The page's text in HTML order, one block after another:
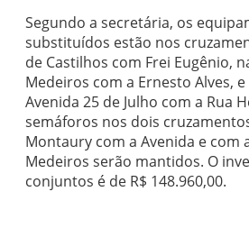
Segundo a secretária, os
substituídos estão nos
de Castilhos com Frei Eugênio,
Medeiros com a Ernesto Alves,
Avenida 25 de Julho com a Rua
semáforos nos dois
Montaury com a Avenida e com
Medeiros serão mantidos. O
conjuntos é de R$ 148.960,00.